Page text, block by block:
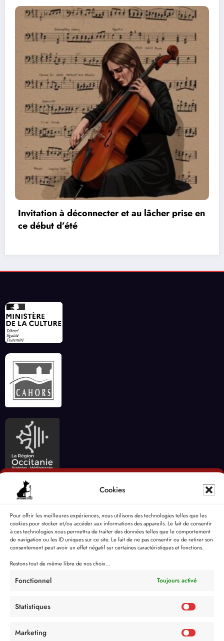
Cookies
Pour offrir les meilleures expériences, nous utilisons des technologies telles que les
cookies pour stocker et/ou accéder aux informations des appareils. Le fait de consentir
à ces technologies nous permettra de traiter des données telles que le comportement
de navigation ou les ID uniques sur ce site. Le fait de ne pas consentir ou de retirer son
consentement peut avoir un effet négatif sur certaines caractéristiques et fonctions.
Restons tout de même libre de nos choix...
Fonctionnel Toujours activé
Statistiques
Marketing
Les réseaux de communication entre les
vidéos